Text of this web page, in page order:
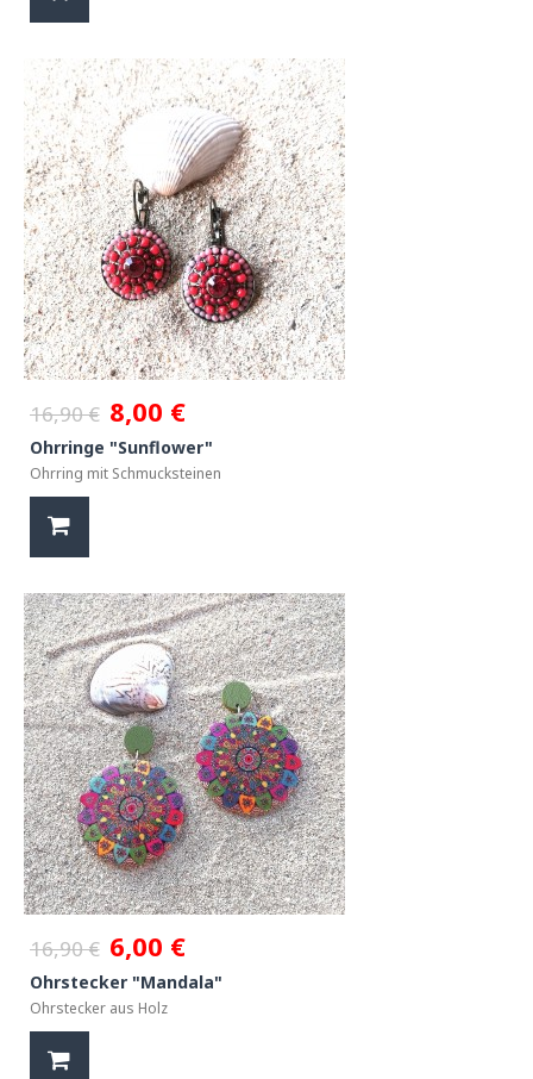
16,90 € 8,00 €
Ohrringe "Sunflower"
Ohrring mit Schmucksteinen
16,90 € 6,00 €
Ohrstecker "Mandala"
Ohrstecker aus Holz